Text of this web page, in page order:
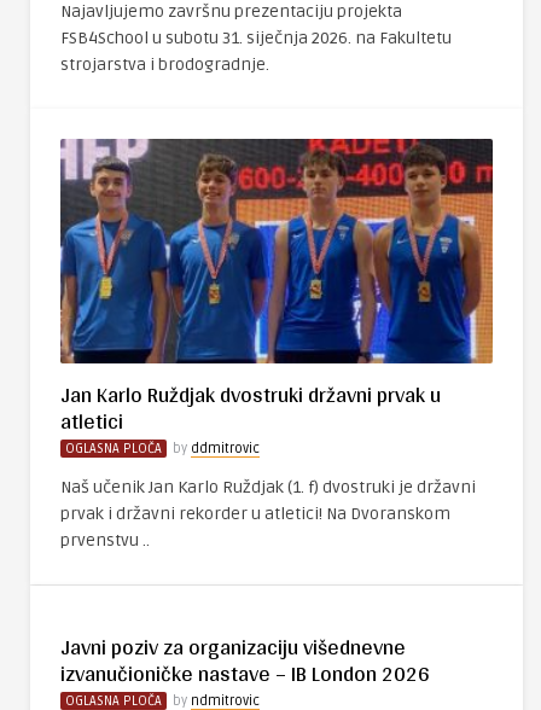
Najavljujemo završnu prezentaciju projekta
FSB4School u subotu 31. siječnja 2026. na Fakultetu
strojarstva i brodogradnje.
Jan Karlo Ruždjak dvostruki državni prvak u
atletici
OGLASNA PLOČA by ddmitrovic
Naš učenik Jan Karlo Ruždjak (1. f) dvostruki je državni
prvak i državni rekorder u atletici! Na Dvoranskom
prvenstvu ..
Javni poziv za organizaciju višednevne
izvanučioničke nastave – IB London 2026
OGLASNA PLOČA by ndmitrovic